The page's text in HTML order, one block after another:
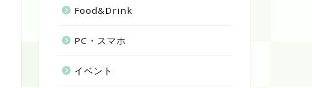
Food&Drink
PC・スマホ
イベント